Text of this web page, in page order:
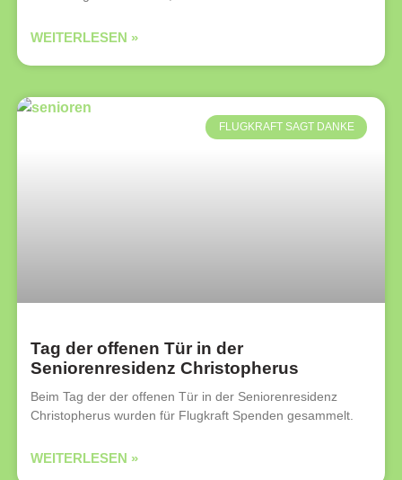
WEITERLESEN »
FLUGKRAFT SAGT DANKE
Tag der offenen Tür in der
Seniorenresidenz Christopherus
Beim Tag der der offenen Tür in der Seniorenresidenz
Christopherus wurden für Flugkraft Spenden gesammelt.
WEITERLESEN »